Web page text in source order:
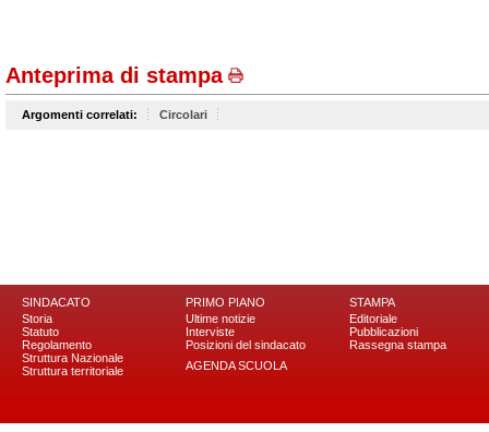
Anteprima di stampa
Argomenti correlati: Circolari
SINDACATO
Storia
Statuto
Regolamento
Struttura Nazionale
Struttura territoriale
PRIMO PIANO
Ultime notizie
Interviste
Posizioni del sindacato
AGENDA SCUOLA
STAMPA
Editoriale
Pubblicazioni
Rassegna stampa